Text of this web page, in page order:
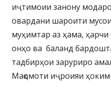
иҷтимоии занону
овардани шароити
муҳимтар аз ҳама,
онҳо ва баланд
тадбирҳои заруриро
Мақомоти иҷроияи